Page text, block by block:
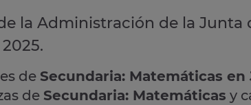
la Administración de la Junta
de Secundaria: Matemáticas en
de Secundaria: Matemáticas y